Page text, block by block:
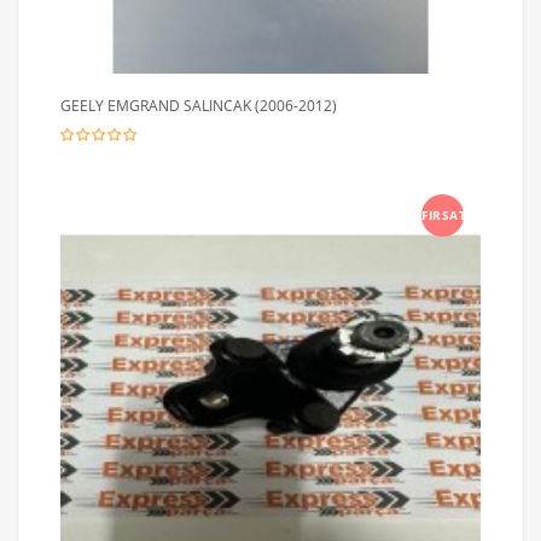
GEELY EMGRAND SALINCAK (2006-2012)
FIRSAT